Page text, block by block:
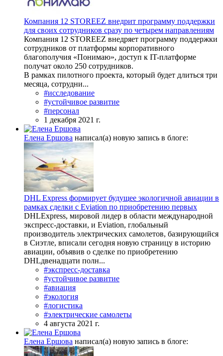
Компания 12 STOREEZ внедрит программу поддержки
для своих сотрудников сразу по четырем направлениям
Компания 12 STOREEZ внедряет программу поддержки
сотрудников от платформы корпоративного
благополучия «Понимаю», доступ к IT-платформе
получат около 250 сотрудников.
В рамках пилотного проекта, который будет длиться три
месяца, сотрудни...
#исследование
#устойчивое развитие
#персонал
1 декабря 2021 г.
Елена Ершова написал(а) новую запись в блоге:
DHL Express формирует будущее экологичной авиации в
рамках сделки с Eviation по приобретению первых
DHLExpress, мировой лидер в области международной
экспресс-доставки, и Eviation, глобальный
производитель электрических самолетов, базирующийся
в Сиэтле, вписали сегодня новую страницу в историю
авиации, объявив о сделке по приобретению
DHLдвенадцати полн...
#экспресс-доставка
#устойчивое развитие
#авиация
#экология
#логистика
#электрические самолеты
4 августа 2021 г.
Елена Ершова написал(а) новую запись в блоге: